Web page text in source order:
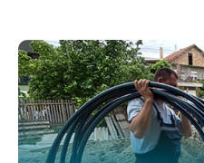
your
interests and
behavior as
you visit our
site, you
increase the
chance of